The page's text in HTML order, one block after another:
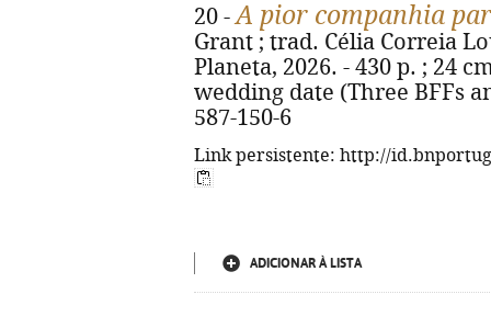
20 -A pior companhia
Grant ; trad. Célia Correia
Planeta, 2026. - 430 p. ; 24
wedding date (Three BFFs
587-150-6
Link persistente: http://
ADICIONAR À LISTA